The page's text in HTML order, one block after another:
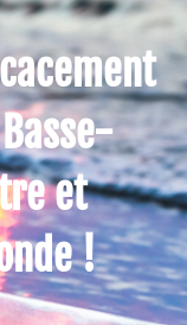
et
!